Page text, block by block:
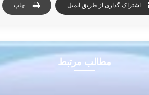
اشتراک گذاری از طریق ایمیل چاپ
مطالب مرتبط